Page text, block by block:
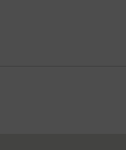
soluzioni avanzate di
ambiti.